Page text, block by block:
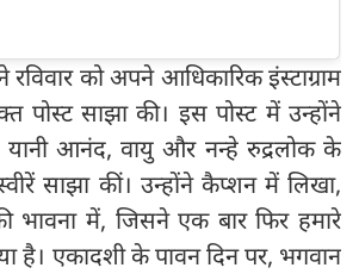
को अपने आधिकारिक इंस्टाग्राम
साझा की। इस पोस्ट में उन्होंने
यानी आनंद, वायु और नन्हे रुद्रलोक के
साझा कीं। उन्होंने कैप्शन में लिखा,
भावना में, जिसने एक बार फिर हमारे
है। एकादशी के पावन दिन पर, भगवान